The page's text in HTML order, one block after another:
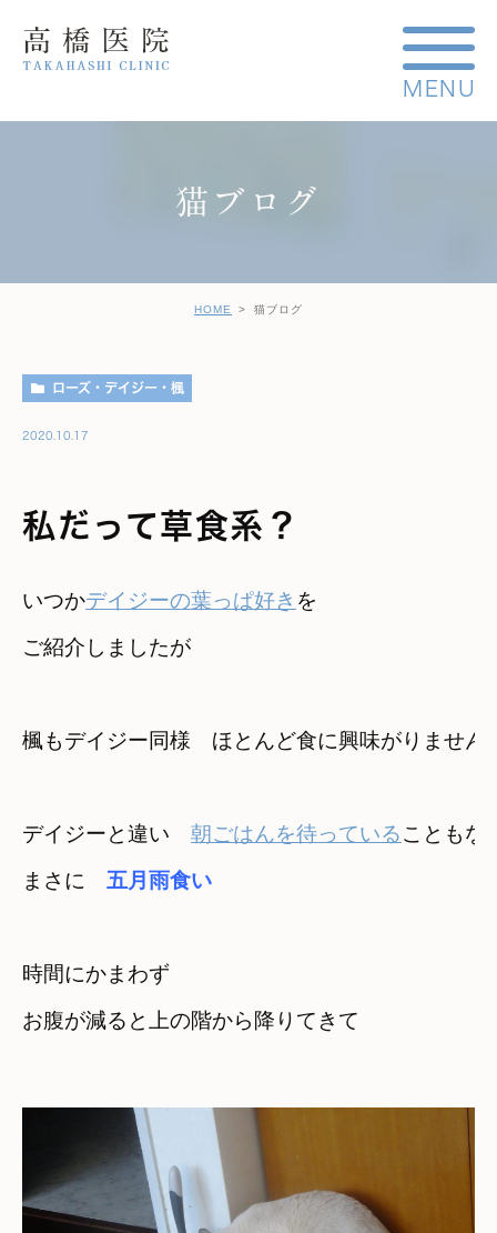
猫ブログ
HOME 猫ブログ
ローズ・デイジー・楓
2020.10.17
私だって草食系？
いつかデイジーの葉っぱ好き を
ご紹介しましたが
楓もデイジー同様 ほとんど食に興味がりません
デイジーと違い 朝ごはんを待っていることもな
まさに 五月雨食い
時間にかまわず
お腹が減ると上の階から降りてきて